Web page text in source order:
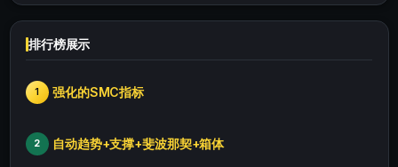
排行榜展示
1 强化的SMC指标
2 自动趋势+支撑+斐波那契+箱体